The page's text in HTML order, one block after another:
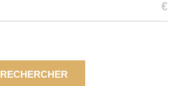
€
RECHERCHER